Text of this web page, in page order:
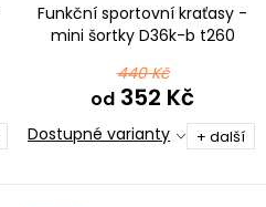
Funkční sportovní kraťasy -
mini šortky D36k-b t260
440 Kč
od 352 Kč
Dostupné varianty + další